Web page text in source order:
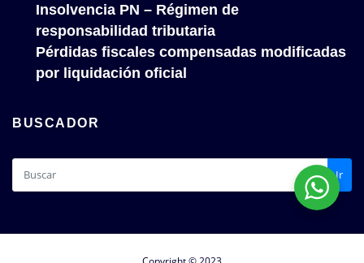
Insolvencia PN – Régimen de
responsabilidad tributaria
Pérdidas fiscales compensadas modificadas
por liquidación oficial
BUSCADOR
Ir